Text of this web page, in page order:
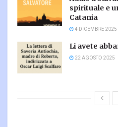
spirituale e
Catania
4 DICEMBRE 2025
Li avete
22 AGOSTO 2025